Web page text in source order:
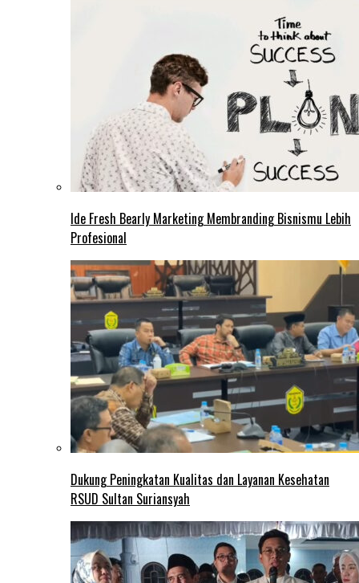
Ide Fresh Bearly Marketing Membranding Bisnismu Lebih
Profesional
Dukung Peningkatan Kualitas dan Layanan Kesehatan
RSUD Sultan Suriansyah